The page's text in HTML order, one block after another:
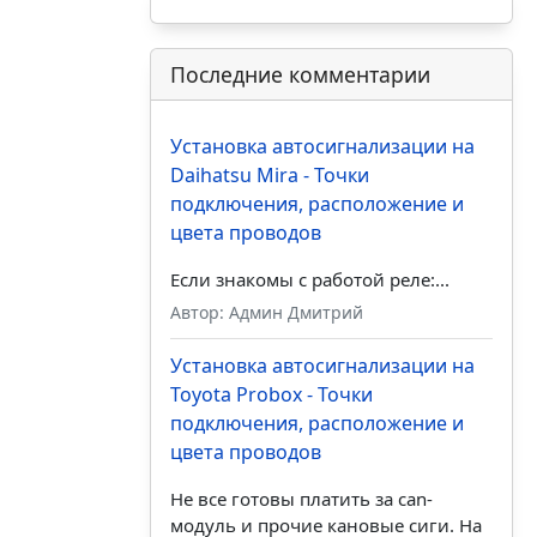
Последние комментарии
Установка автосигнализации на
Daihatsu Mira - Точки
подключения, расположение и
цвета проводов
Если знакомы с работой реле:...
Автор: Админ Дмитрий
Установка автосигнализации на
Toyota Probox - Точки
подключения, расположение и
цвета проводов
Не все готовы платить за can-
модуль и прочие кановые сиги. На